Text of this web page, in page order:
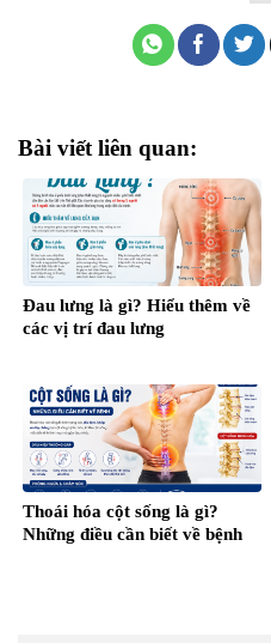
Bài viết liên quan:
Đau lưng là gì? Hiểu thêm về
các vị trí đau lưng
Thoái hóa cột sống là gì?
Những điều cần biết về bệnh